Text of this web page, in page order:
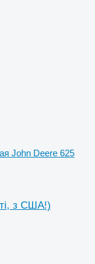
John Deere 625
з США!)